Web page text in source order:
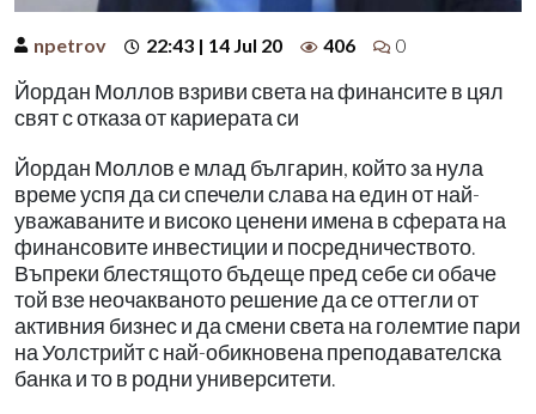
npetrov 22:43 | 14 Jul 20 406 0
Йордан Моллов взриви света на финансите в цял
свят с отказа от кариерата си
Йордан Моллов е млад българин, който за нула
време успя да си спечели слава на един от най-
уважаваните и високо ценени имена в сферата на
финансовите инвестиции и посредничеството.
Въпреки блестящото бъдеще пред себе си обаче
той взе неочакваното решение да се оттегли от
активния бизнес и да смени света на големтие пари
на Уолстрийт с най-обикновена преподавателска
банка и то в родни университети.